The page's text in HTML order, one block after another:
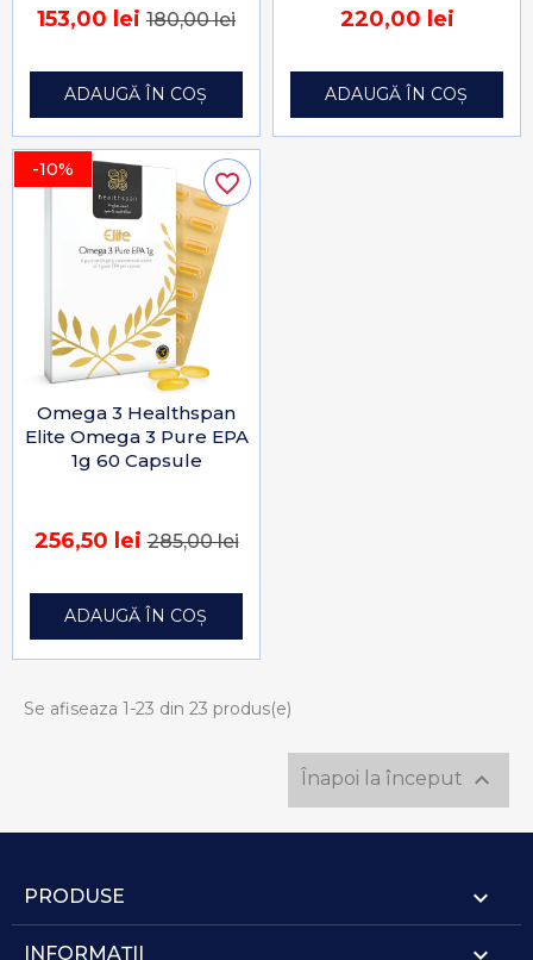
153,00 lei 180,00 lei
ADAUGĂ ÎN COȘ
220,00 lei
ADAUGĂ ÎN COȘ
-10%
Omega 3 Healthspan
Elite Omega 3 Pure EPA
1g 60 Capsule
256,50 lei285,00 lei
ADAUGĂ ÎN COȘ
favorite_border
Se afiseaza 1-23 din 23 produs(e)
Înapoi la început 
PRODUSE 
INFORMAȚII